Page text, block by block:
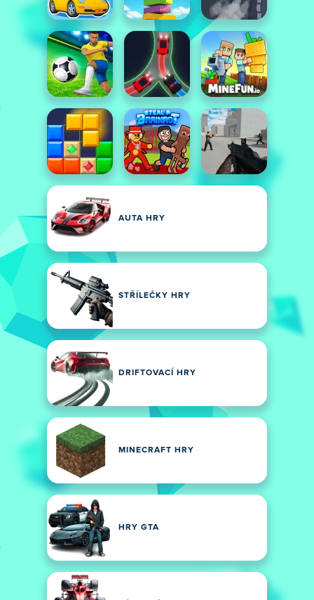
AUTA HRY
STŘÍLEČKY HRY
DRIFTOVACÍ HRY
MINECRAFT HRY
HRY GTA